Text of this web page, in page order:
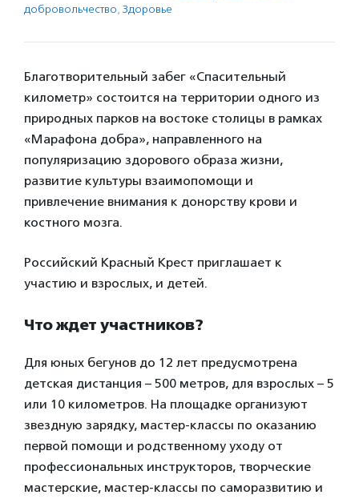
доброволь­чест­во, Здоровье
Благотворительный забег «Спасительный
километр» состоится на территории одного из
природных парков на востоке столицы в рамках
«Марафона добра», направленного на
популяризацию здорового образа жизни,
развитие культуры взаимопомощи и
привлечение внимания к донорству крови и
костного мозга.
Российский Красный Крест приглашает к
участию и взрослых, и детей.
Что ждет участников?
Для юных бегунов до 12 лет предусмотрена
детская дистанция – 500 метров, для взрослых – 5
или 10 километров. На площадке организуют
звездную зарядку, мастер-классы по оказанию
первой помощи и родственному уходу от
профессиональных инструкторов, творческие
мастерские, мастер-классы по саморазвитию и